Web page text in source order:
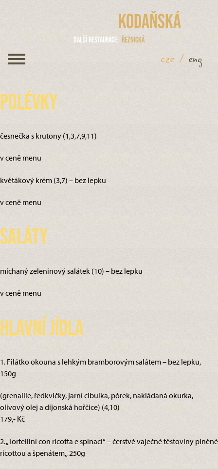
Kodaňská
Další restaurace Řeznická
cze / eng
Polévky
česnečka s krutony (1,3,7,9,11)
v ceně menu
květákový krém (3,7) – bez lepku
v ceně menu
Saláty
míchaný zeleninový salátek (10) – bez lepku
v ceně menu
Hlavní jídla
1. Filátko okouna s lehkým bramborovým salátem – bez lepku,
150g
(grenaille, ředkvičky, jarní cibulka, pórek, nakládaná okurka,
olivový olej a dijonská hořčice) (4,10)
179,- Kč
2. „Tortellini con ricotta e spinaci“ – čerstvé vaječné těstoviny plněné
ricottou a špenátem,, 250g